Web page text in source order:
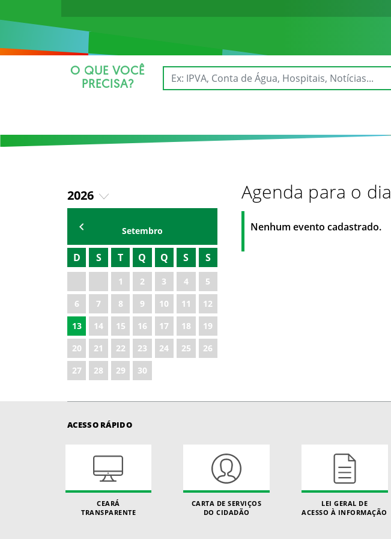
O QUE VOCÊ
PRECISA?
2026
2025
Setembro
D S T Q Q S S
1 2 3 4
5
6
7 8 9 10 11
12
13
14 15 16 17 18
19
20
21 22 23 24 25
26
27
28 29 30
Agenda para o dia
Nenhum evento cadastrado.
ACESSO RÁPIDO
CEARÁ
TRANSPARENTE
CARTA DE SERVIÇOS
DO CIDADÃO
LEI GERAL DE
ACESSO À INFORMAÇÃO